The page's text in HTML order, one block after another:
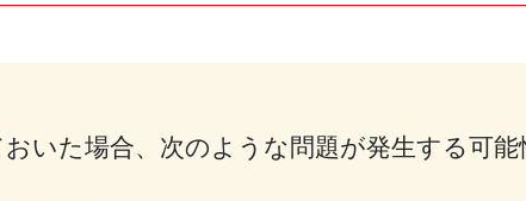
いた場合、次のような問題が発生する可能